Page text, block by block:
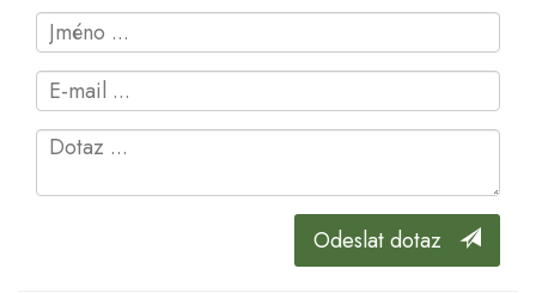
Odeslat dotaz